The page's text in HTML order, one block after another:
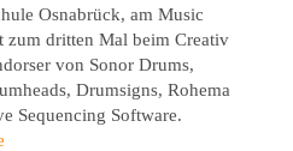
Osnabrück, am Music
zum dritten Mal beim Creativ
von Sonor Drums,
Drumsigns, Rohema
Sequencing Software.